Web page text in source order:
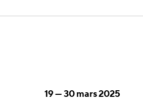
19—30 mars 2025